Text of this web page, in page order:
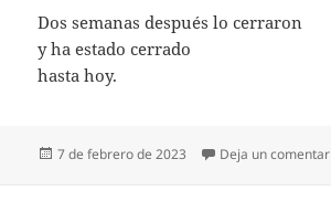
Dos semanas después lo cerraron
y ha estado cerrado
hasta hoy.
Publicado
7 de febrero de 2023 Deja un